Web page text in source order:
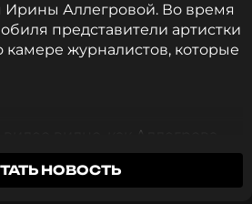
Ирины Аллегровой. Во время
представители артистки
журналистов, которые
видно, как Аллегрова,
с сигаретой в
и выражает
НОВОСТЬ